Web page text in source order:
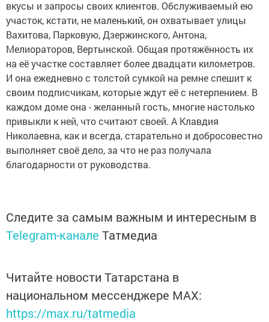
вкусы и запросы своих клиентов. Обслуживаемый ею
участок, кстати, не маленький, он охватывает улицы
Вахитова, Парковую, Дзержинского, Антона,
Мелиораторов, Вертынской. Общая протяжённость их
на её участке составляет более двадцати километров.
И она ежедневно с толстой сумкой на ремне спешит к
своим подписчикам, которые ждут её с нетерпением. В
каждом доме она - желанный гость, многие настолько
привыкли к ней, что считают своей. А Клавдия
Николаевна, как и всегда, старательно и добросовестно
выполняет своё дело, за что не раз получала
благодарности от руководства.
Следите за самым важным и интересным в
Telegram-канале Татмедиа
Читайте новости Татарстана в
национальном мессенджере MАХ:
https://max.ru/tatmedia